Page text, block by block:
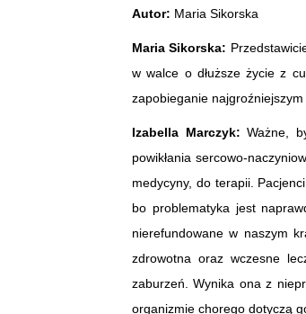
Autor: Maria Sikorska
Maria Sikorska:
w walce o dłuższe życie z
zapobieganie
Izabella Marczyk: Ważne,
powikłania sercowo-
medycyny, do terapii.
bo problematyka jest
nierefundowane w naszym
zdrowotna oraz wczesne
zaburzeń. Wynika ona z
organizmie chorego dotyczą